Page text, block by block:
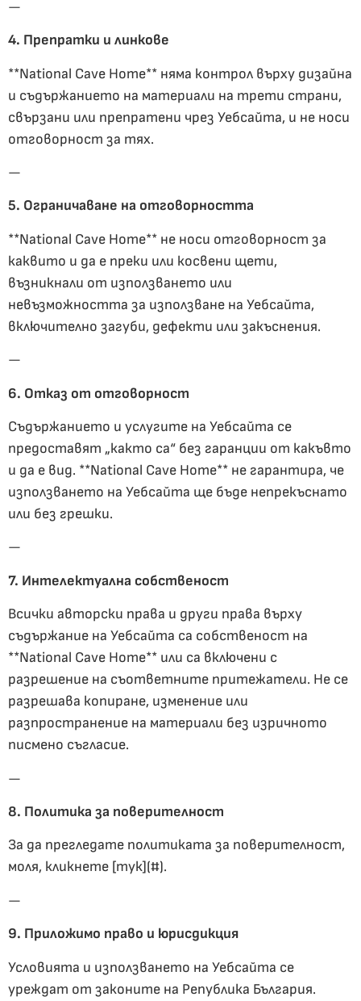
—
4. Препратки и линкове
**National Cave Home** няма контрол върху дизайна
и съдържанието на материали на трети страни,
свързани или препратени чрез Уебсайта, и не носи
отговорност за тях.
—
5. Ограничаване на отговорността
**National Cave Home** не носи отговорност за
каквито и да е преки или косвени щети,
възникнали от използването или
невъзможността за използване на Уебсайта,
включително загуби, дефекти или закъснения.
—
6. Отказ от отговорност
Съдържанието и услугите на Уебсайта се
предоставят „както са“ без гаранции от какъвто
и да е вид. **National Cave Home** не гарантира, че
използването на Уебсайта ще бъде непрекъснато
или без грешки.
—
7. Интелектуална собственост
Всички авторски права и други права върху
съдържание на Уебсайта са собственост на
**National Cave Home** или са включени с
разрешение на съответните притежатели. Не се
разрешава копиране, изменение или
разпространение на материали без изричното
писмено съгласие.
—
8. Политика за поверителност
За да прегледате политиката за поверителност,
моля, кликнете [тук](#).
—
9. Приложимо право и юрисдикция
Условията и използването на Уебсайта се
уреждат от законите на Република България.